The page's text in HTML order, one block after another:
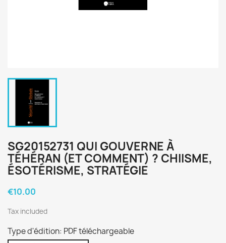
SG20152731 QUI GOUVERNE À
TÉHÉRAN (ET COMMENT) ? CHIISME,
ÉSOTÉRISME, STRATÉGIE
€10.00
Tax included
Type d'édition: PDF téléchargeable